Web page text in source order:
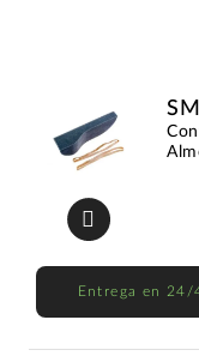
Entrega en 24/